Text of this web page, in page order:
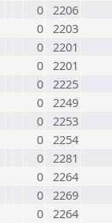
0 2206
0 2203
0 2201
0 2201
0 2225
0 2249
0 2253
0 2254
0 2281
0 2264
0 2269
0 2264